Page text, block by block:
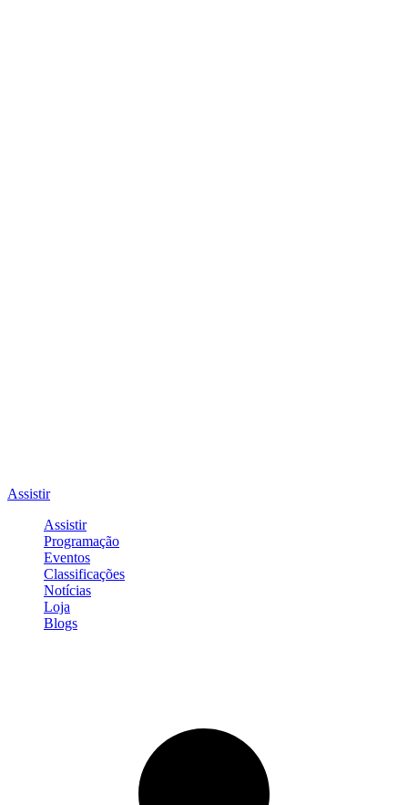
Assistir
Assistir
Programação
Eventos
Classificações
Notícias
Loja
Blogs